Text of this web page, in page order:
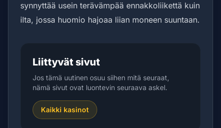
synnyttää usein terävämpää ennakkoliikettä kuin
ilta, jossa huomio hajoaa liian moneen suuntaan.
Liittyvät sivut
Jos tämä uutinen osuu siihen mitä seuraat,
nämä sivut ovat luontevin seuraava askel.
Kaikki kasinot